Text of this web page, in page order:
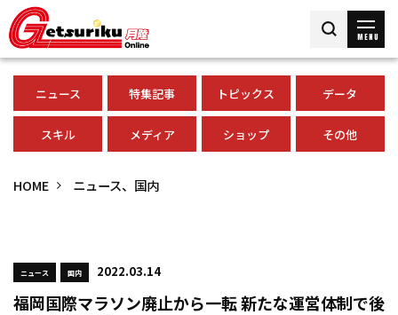
MENU
ニュース 特集記事 トピックス データ
スキル メディア ショップ その他
HOME ニュース、国内
ニュース 国内 2022.03.14
福岡国際マラソン廃止から一転 新たな運営体制で後